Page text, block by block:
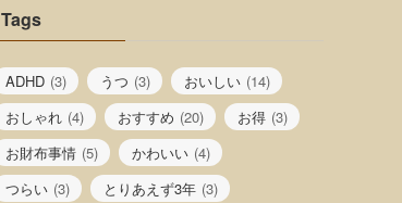
Tags
ADHD (3) うつ (3) おいしい (14)
おしゃれ (4) おすすめ (20) お得 (3)
お財布事情 (5) かわいい (4)
つらい (3) とりあえず3年 (3)